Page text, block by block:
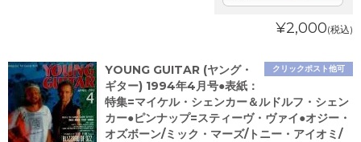
¥2,000(税込)
クリックポスト他可
YOUNG GUITAR (ヤング・
ギター) 1994年4月号●表紙：
特集=マイケル・シェンカー＆ルドルフ・シェン
カー●ピンナップ=スティーヴ・ヴァイ●オジー・
オズボーン/ミック・マーズ/トニー・アイオミ/